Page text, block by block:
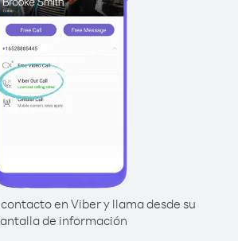
en Viber y llama desde su
de información